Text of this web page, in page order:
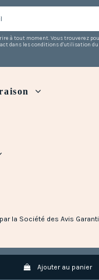
Ajouter au panier
à tout moment. Vous trouverez
dans les conditions d'utilisation du
la Société des Avis
Maison Halleux. Developed